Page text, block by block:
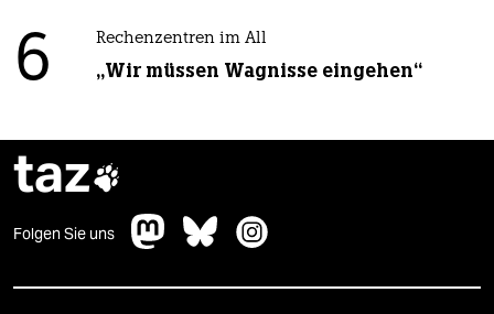
6 Rechenzentren im All
„Wir müssen Wagnisse eingehen“
taz
Folgen Sie uns